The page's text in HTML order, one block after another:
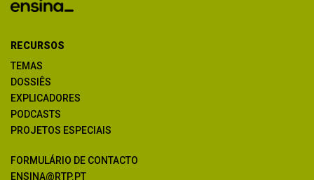
RECURSOS
TEMAS
DOSSIÊS
EXPLICADORES
PODCASTS
PROJETOS ESPECIAIS
FORMULÁRIO DE CONTACTO
ENSINA@RTP.PT